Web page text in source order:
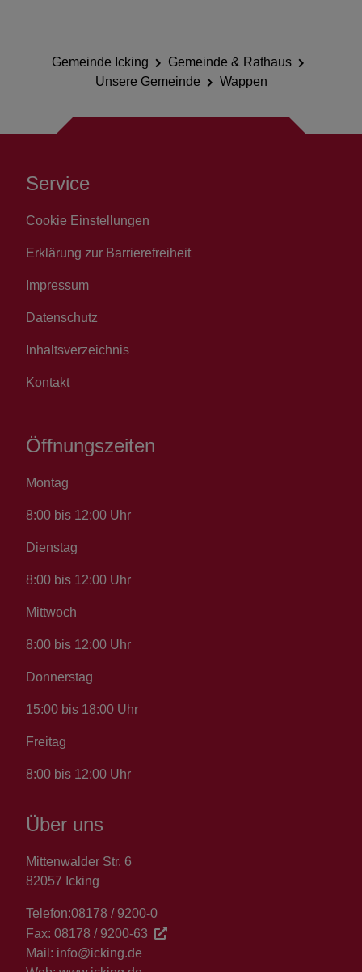
Gemeinde Icking
Gemeinde & Rathaus
Unsere Gemeinde
Wappen
Service
Cookie Einstellungen
Erklärung zur Barrierefreiheit
Impressum
Datenschutz
Inhaltsverzeichnis
Kontakt
Öffnungszeiten
Montag
8:00 bis 12:00 Uhr
Dienstag
8:00 bis 12:00 Uhr
Mittwoch
8:00 bis 12:00 Uhr
Donnerstag
15:00 bis 18:00 Uhr
Freitag
8:00 bis 12:00 Uhr
Über uns
Mittenwalder Str. 6
82057 Icking
Telefon:08178 / 9200-0
Fax: 08178 / 9200-63
Mail: info@icking.de